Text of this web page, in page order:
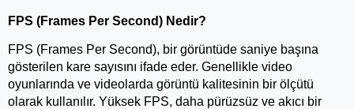
FPS (Frames Per Second) Nedir?
FPS (Frames Per Second), bir görüntüde saniye başına
gösterilen kare sayısını ifade eder. Genellikle video
oyunlarında ve videolarda görüntü kalitesinin bir ölçütü
olarak kullanılır. Yüksek FPS, daha pürüzsüz ve akıcı bir